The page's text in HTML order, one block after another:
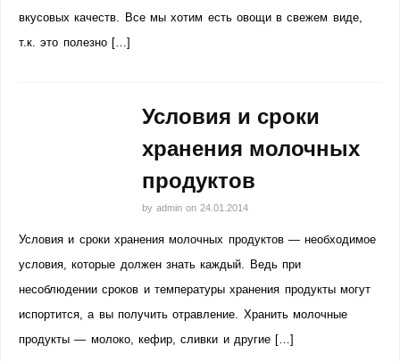
вкусовых качеств. Все мы хотим есть овощи в свежем виде,
т.к. это полезно […]
Условия и сроки
хранения молочных
продуктов
by admin on 24.01.2014
Условия и сроки хранения молочных продуктов — необходимое
условия, которые должен знать каждый. Ведь при
несоблюдении сроков и температуры хранения продукты могут
испортится, а вы получить отравление. Хранить молочные
продукты — молоко, кефир, сливки и другие […]